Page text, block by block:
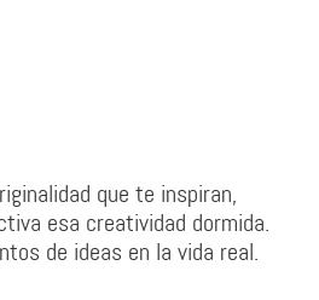
que te inspiran,
esa creatividad dormida.
de ideas en la vida real.